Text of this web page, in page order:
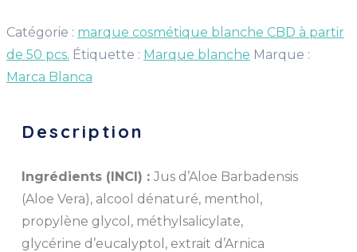
Catégorie : marque cosmétique blanche CBD à partir
de 50 pcs. Étiquette : Marque blanche Marque :
Marca Blanca
Description
Ingrédients (INCI) :Jus d’Aloe Barbadensis
(Aloe Vera), alcool dénaturé, menthol,
propylène glycol, méthylsalicylate,
glycérine d’eucalyptol, extrait d’Arnica